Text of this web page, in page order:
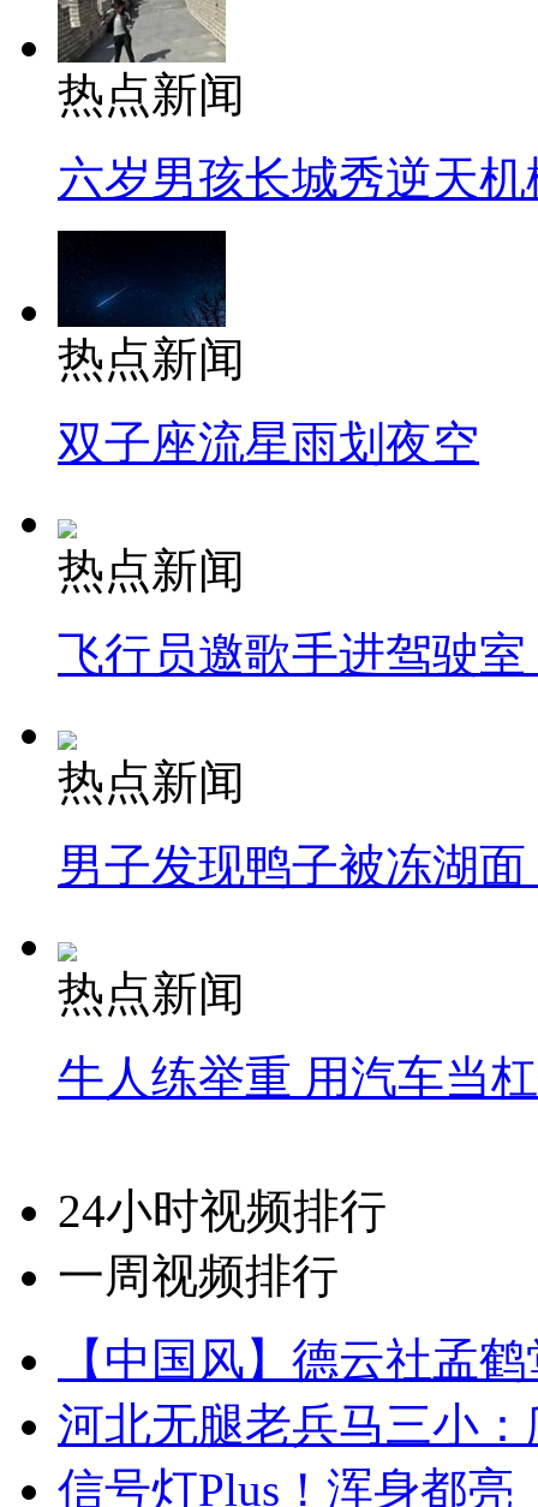
热点新闻
六岁男孩长城秀逆天机
热点新闻
双子座流星雨划夜空
热点新闻
飞行员邀歌手进驾驶
热点新闻
男子发现鸭子被冻湖
热点新闻
牛人练举重 用汽车当
24小时视频排行
一周视频排行
【中国风】德云社孟
河北无腿老兵马三小
信号灯Plus！浑身都亮